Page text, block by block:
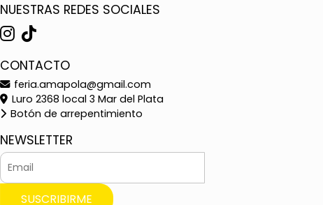
NUESTRAS REDES SOCIALES
CONTACTO
feria.amapola@gmail.com
Luro 2368 local 3 Mar del Plata
Botón de arrepentimiento
NEWSLETTER
SUSCRIBIRME